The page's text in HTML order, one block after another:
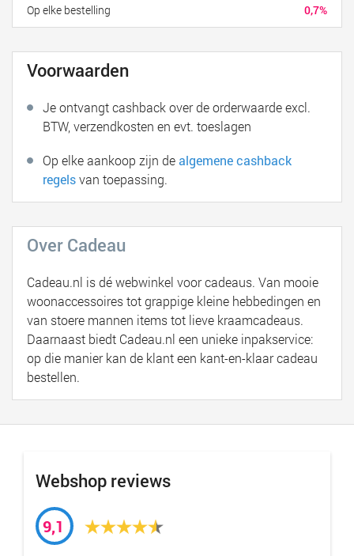
0,7%
Op elke bestelling
Voorwaarden
Je ontvangt cashback over de orderwaarde excl.
BTW, verzendkosten en evt. toeslagen
Op elke aankoop zijn dealgemene cashback
regelsvan toepassing.
Over Cadeau
Cadeau.nl is dé webwinkel voor cadeaus. Van mooie
woonaccessoires tot grappige kleine hebbedingen en
van stoere mannen items tot lieve kraamcadeaus.
Daarnaast biedt Cadeau.nl een unieke inpakservice:
op die manier kan de klant een kant-en-klaar cadeau
bestellen.
Webshop reviews
9,1